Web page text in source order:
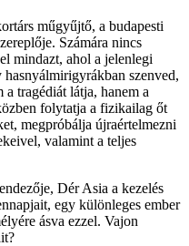
műgyűjtő, a budapesti
Számára nincs
mindazt, ahol a jelenlegi
szenved,
a tragédiát látja, hanem a
folytatja a fizikailag őt
megpróbálja újraértelmezni
valamint a teljes
Dér Asia a kezelés
egy különleges ember
ásva ezzel. Vajon